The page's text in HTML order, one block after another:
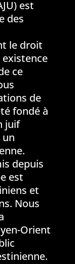
est
des
le droit
ce
de
fondé à
juif
un
depuis
est
et
Nous
Orient